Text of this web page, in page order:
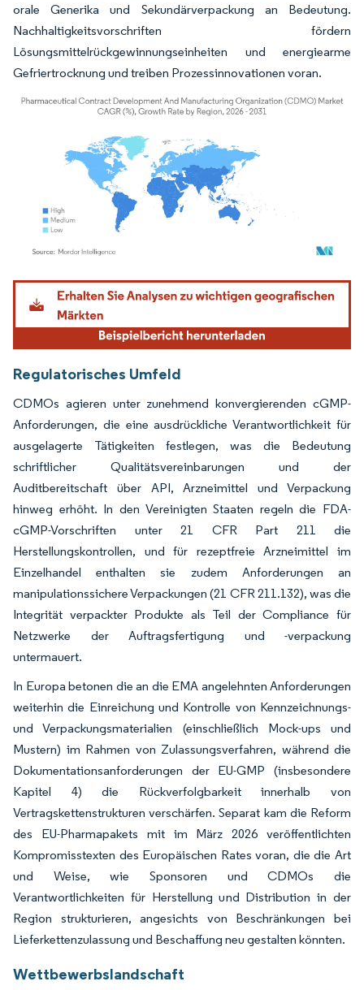
orale Generika und Sekundärverpackung an Bedeutung.
Nachhaltigkeitsvorschriften fördern
Lösungsmittelrückgewinnungseinheiten und energiearme
Gefriertrocknung und treiben Prozessinnovationen voran.
Bild © Mordor Intelligence. Wiederverwendung erfordert Namensnennung gemäß
Regulatorisches Umfeld
CDMOs agieren unter zunehmend konvergierenden cGMP-
Anforderungen, die eine ausdrückliche Verantwortlichkeit für
ausgelagerte Tätigkeiten festlegen, was die Bedeutung
schriftlicher Qualitätsvereinbarungen und der
Auditbereitschaft über API, Arzneimittel und Verpackung
hinweg erhöht. In den Vereinigten Staaten regeln die FDA-
cGMP-Vorschriften unter 21 CFR Part 211 die
Herstellungskontrollen, und für rezeptfreie Arzneimittel im
Einzelhandel enthalten sie zudem Anforderungen an
manipulationssichere Verpackungen (21 CFR 211.132), was die
Integrität verpackter Produkte als Teil der Compliance für
Netzwerke der Auftragsfertigung und -verpackung
untermauert.
In Europa betonen die an die EMA angelehnten Anforderungen
weiterhin die Einreichung und Kontrolle von Kennzeichnungs-
und Verpackungsmaterialien (einschließlich Mock-ups und
Mustern) im Rahmen von Zulassungsverfahren, während die
Dokumentationsanforderungen der EU-GMP (insbesondere
Kapitel 4) die Rückverfolgbarkeit innerhalb von
Vertragskettenstrukturen verschärfen. Separat kam die Reform
des EU-Pharmapakets mit im März 2026 veröffentlichten
Kompromisstexten des Europäischen Rates voran, die die Art
und Weise, wie Sponsoren und CDMOs die
Verantwortlichkeiten für Herstellung und Distribution in der
Region strukturieren, angesichts von Beschränkungen bei
Lieferkettenzulassung und Beschaffung neu gestalten könnten.
Wettbewerbslandschaft